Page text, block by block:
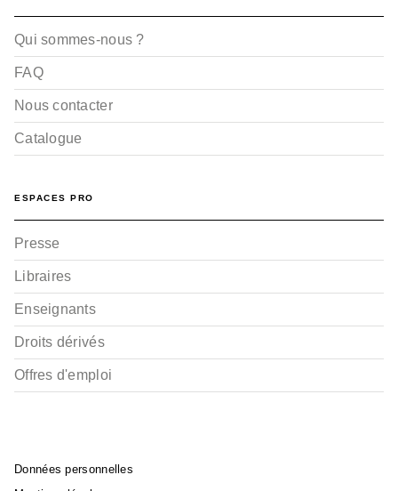
Qui sommes-nous ?
FAQ
Nous contacter
Catalogue
ESPACES PRO
Presse
Libraires
Enseignants
Droits dérivés
Offres d'emploi
Données personnelles